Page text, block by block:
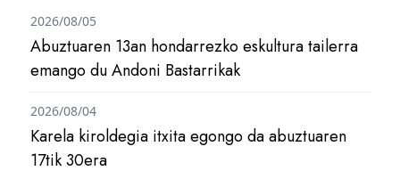
Abuztuaren 13an hondarrezko eskultura tailerra
emango du Andoni Bastarrikak
2026/08/05
Karela kiroldegia itxita egongo da abuztuaren
17tik 30era
2026/08/04